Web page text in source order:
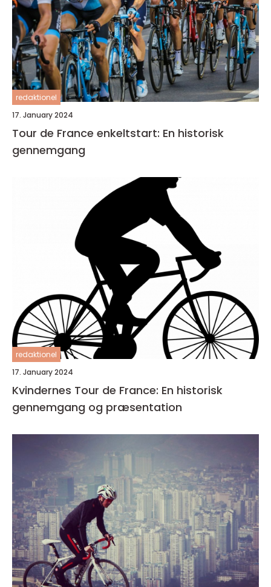
redaktionel
17. January 2024
Tour de France enkeltstart: En historisk
gennemgang
redaktionel
17. January 2024
Kvindernes Tour de France: En historisk
gennemgang og præsentation